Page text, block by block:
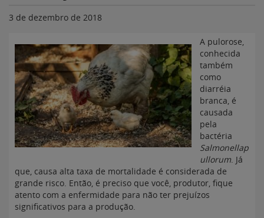
3 de dezembro de 2018
A pulorose,
conhecida
também
como
diarréia
branca, é
causada
pela
bactéria
Salmonellap
ullorum. Já
que, causa alta taxa de mortalidade é considerada de
grande risco. Então, é preciso que você, produtor, fique
atento com a enfermidade para não ter prejuízos
significativos para a produção.